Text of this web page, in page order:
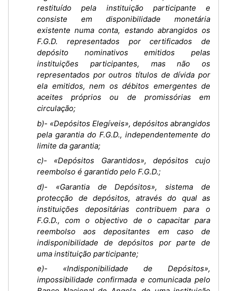
restituído pela instituição participante e
consiste em disponibilidade monetária
existente numa conta, estando abrangidos os
F.G.D. representados por certificados de
depósito nominativos emitidos pelas
instituições participantes, mas não os
representados por outros títulos de dívida por
ela emitidos, nem os débitos emergentes de
aceites próprios ou de promissórias em
circulação;
b)- «Depósitos Elegíveis», depósitos abrangidos
pela garantia do F.G.D., independentemente do
limite da garantia;
c)- «Depósitos Garantidos», depósitos cujo
reembolso é garantido pelo F.G.D.;
d)- «Garantia de Depósitos», sistema de
protecção de depósitos, através do qual as
instituições depositárias contribuem para o
F.G.D., com o objectivo de o capacitar para
reembolso aos depositantes em caso de
indisponibilidade de depósitos por parte de
uma instituição participante;
e)- «Indisponibilidade de Depósitos»,
impossibilidade confirmada e comunicada pelo